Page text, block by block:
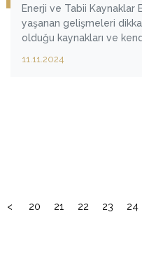
Enerji ve Tabii Kaynaklar
yaşanan gelişmeleri
olduğu kaynakları ve
ulaşılması gereken
11.11.2024
< 20 21 22 23 24